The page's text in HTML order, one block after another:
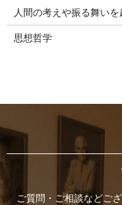
人間の考えや振る舞いを
思想哲学
ご質問・ご相談などご